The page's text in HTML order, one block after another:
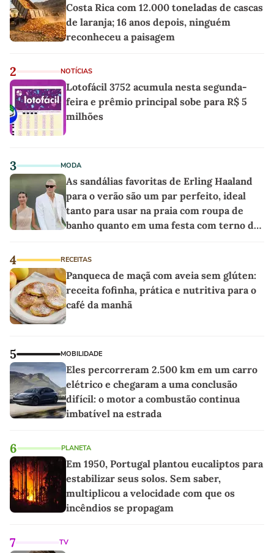
Costa Rica com 12.000 toneladas de cascas
de laranja; 16 anos depois, ninguém
reconheceu a paisagem
2 NOTÍCIAS
Lotofácil 3752 acumula nesta segunda-
feira e prêmio principal sobe para R$ 5
milhões
3 MODA
As sandálias favoritas de Erling Haaland
para o verão são um par perfeito, ideal
tanto para usar na praia com roupa de
banho quanto em uma festa com terno de
4 RECEITAS
Panqueca de maçã com aveia sem glúten:
receita fofinha, prática e nutritiva para o
café da manhã
5 MOBILIDADE
Eles percorreram 2.500 km em um carro
elétrico e chegaram a uma conclusão
difícil: o motor a combustão continua
imbatível na estrada
6 PLANETA
Em 1950, Portugal plantou eucaliptos para
estabilizar seus solos. Sem saber,
multiplicou a velocidade com que os
incêndios se propagam
7 TV